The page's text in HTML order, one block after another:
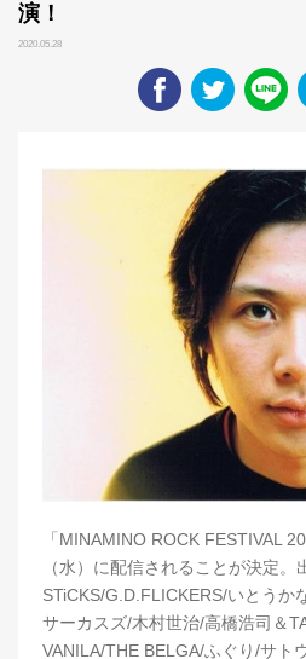
演！
2020.05.28
「MINAMINO ROCK FESTIVAL
（水）に配信されることが決定。
STiCKS/G.D.FLICKERS/いとうか
サーカスズ/木村世治/高橋浩司＆
VANILA/THE BELGA/ふぐり/サト